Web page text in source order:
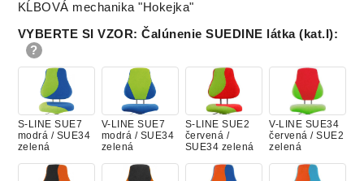
KĹBOVÁ mechanika "Hokejka"
VYBERTE SI VZOR: Čalúnenie SUEDINE látka (kat.I):
S-LINE SUE7
modrá / SUE34
zelená
V-LINE SUE7
modrá / SUE34
zelená
S-LINE SUE2
červená /
SUE34 zelená
V-LINE SUE34
červená / SUE2
zelená